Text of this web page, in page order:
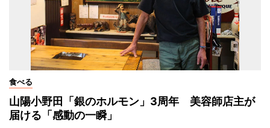
食べる
山陽小野田「銀のホルモン」3周年 美容師店主が
届ける「感動の一瞬」